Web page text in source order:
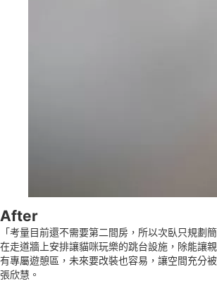
After
「考量目前還不需要第二間房，所以次臥只規劃
在走道牆上安排讓貓咪玩樂的跳台設施，除能讓
有專屬遊憩區，未來要改裝也容易，讓空間充分
張欣慧。